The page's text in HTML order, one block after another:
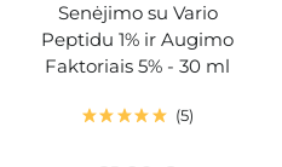
Senėjimo su Vario
Peptidu 1% ir Augimo
Faktoriais 5% - 30 ml
5